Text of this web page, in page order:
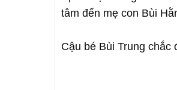
tâm đến mẹ con Bùi
Cậu bé Bùi Trung chắc